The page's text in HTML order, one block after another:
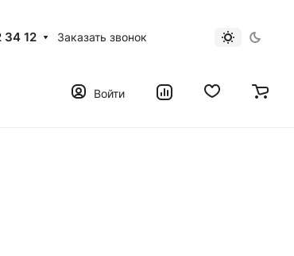
34 12 Заказать звонок
Войти